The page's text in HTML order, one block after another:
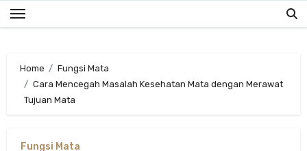
Skip
to
Home
Fungsi Mata
Cara Mencegah Masalah Kesehatan Mata dengan Merawat
Tujuan Mata
Fungsi Mata